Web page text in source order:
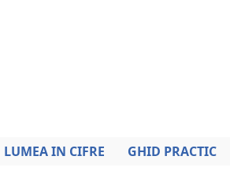
LUMEA IN CIFRE GHID PRACTIC